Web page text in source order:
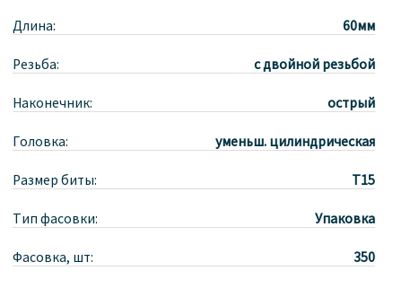
Длина: 60мм
Резьба: с двойной резьбой
Наконечник: острый
Головка: уменьш. цилиндрическая
Размер биты: Т15
Тип фасовки: Упаковка
Фасовка, шт: 350